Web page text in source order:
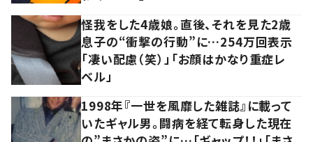
怪我をした4歳娘。直後、それを見た2歳
息子の“衝撃の行動”に…254万回表示
「凄い配慮（笑）」「お顔はかなり重症レ
ベル」
1998年『一世を風靡した雑誌』に載って
いたギャル男。闘病を経て転身した現在